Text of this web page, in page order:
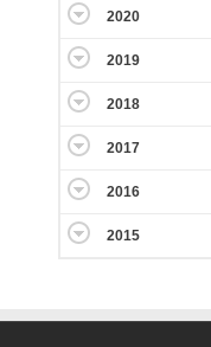
2020
2019
2018
2017
2016
2015